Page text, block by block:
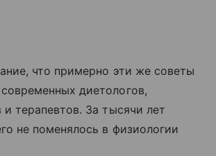
что примерно эти же советы
диетологов,
и терапевтов. За тысячи лет
не поменялось в физиологии